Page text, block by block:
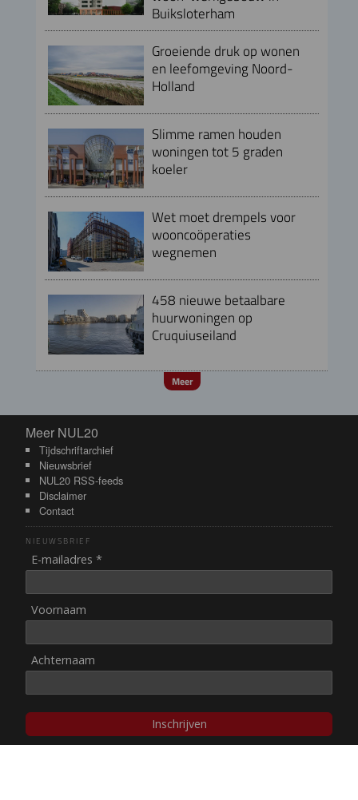
Buiksloterham
Groeiende druk op wonen
en leefomgeving Noord-
Holland
Slimme ramen houden
woningen tot 5 graden
koeler
Wet moet drempels voor
wooncoöperaties
wegnemen
458 nieuwe betaalbare
huurwoningen op
Cruquiuseiland
Meer
Meer NUL20
Meer NUL20
Tijdschriftarchief
Nieuwsbrief
NUL20 RSS-feeds
Disclaimer
Contact
NIEUWSBRIEF
E-mailadres *
Voornaam
Achternaam
Inschrijven